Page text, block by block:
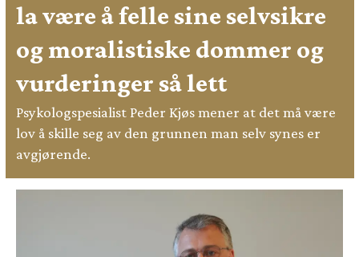
la være å felle sine selvsikre
og moralistiske dommer og
vurderinger så lett
Psykologspesialist Peder Kjøs mener at det må være
lov å skille seg av den grunnen man selv synes er
avgjørende.